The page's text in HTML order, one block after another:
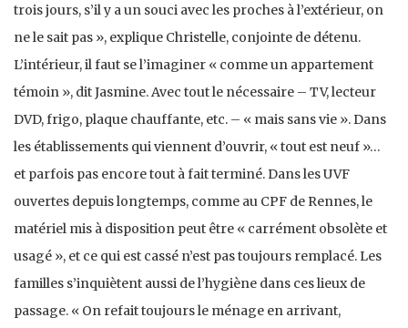
trois jours, s’il y a un souci avec les proches à l’extérieur, on
ne le sait pas », explique Christelle, conjointe de détenu.
L’intérieur, il faut se l’imaginer « comme un appartement
témoin », dit Jasmine. Avec tout le nécessaire – TV, lecteur
DVD, frigo, plaque chauffante, etc. – « mais sans vie ». Dans
les établissements qui viennent d’ouvrir, « tout est neuf »…
et parfois pas encore tout à fait terminé. Dans les UVF
ouvertes depuis longtemps, comme au CPF de Rennes, le
matériel mis à disposition peut être « carrément obsolète et
usagé », et ce qui est cassé n’est pas toujours remplacé. Les
familles s’inquiètent aussi de l’hygiène dans ces lieux de
passage. « On refait toujours le ménage en arrivant,